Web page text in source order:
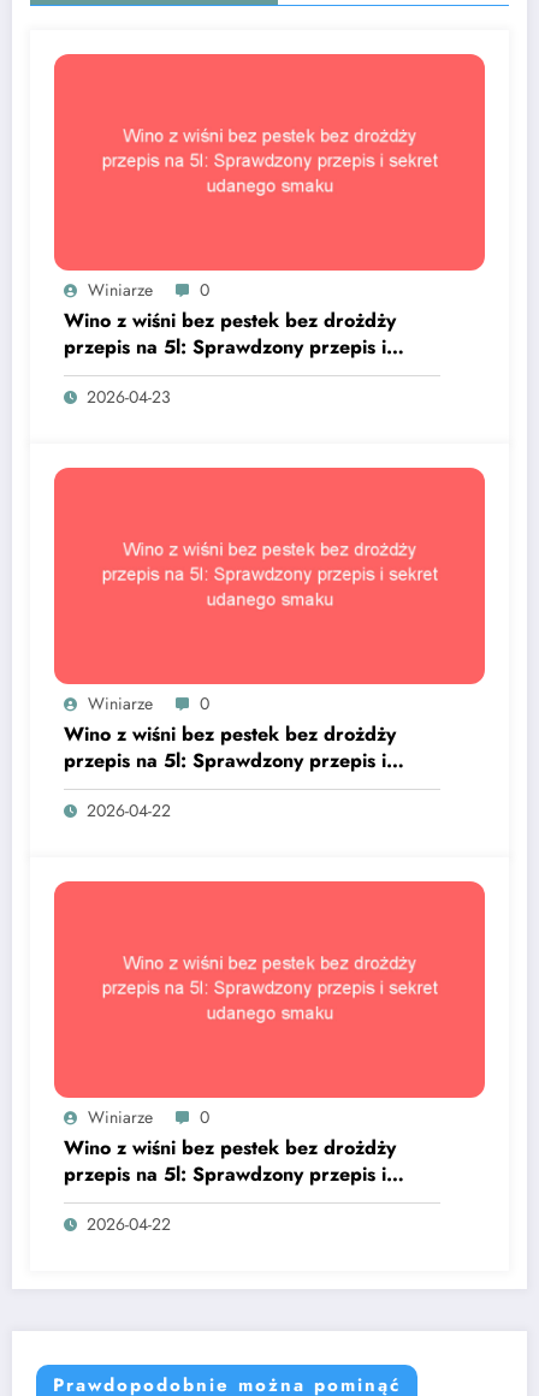
Winiarze 0
Wino z wiśni bez pestek bez drożdży
przepis na 5l: Sprawdzony przepis i
sekret udanego smaku
2026-04-23
Winiarze 0
Wino z wiśni bez pestek bez drożdży
przepis na 5l: Sprawdzony przepis i
sekret udanego smaku
2026-04-22
Winiarze 0
Wino z wiśni bez pestek bez drożdży
przepis na 5l: Sprawdzony przepis i
sekret udanego smaku
2026-04-22
Prawdopodobnie można pominąć